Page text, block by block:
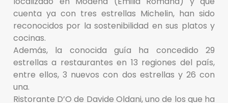
cuenta ya con tres estrellas Michelin, han sido
reconocidos por la sostenibilidad en sus platos y
cocinas.
Además, la conocida guía ha concedido 29
estrellas a restaurantes en 13 regiones del país,
entre ellos, 3 nuevos con dos estrellas y 26 con
una.
Ristorante D’O de Davide Oldani, uno de los que ha